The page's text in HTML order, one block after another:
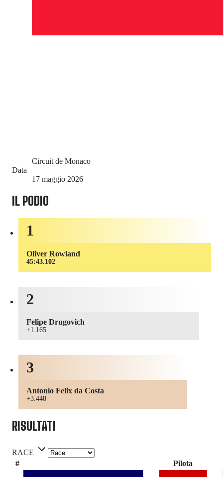
Circuit de Monaco
Data
17 maggio 2026
IL PODIO
1
Oliver Rowland
45:43.102
2
Felipe Drugovich
+1.165
3
Antonio Felix da Costa
+3.448
RISULTATI
RACE
#
Pilota